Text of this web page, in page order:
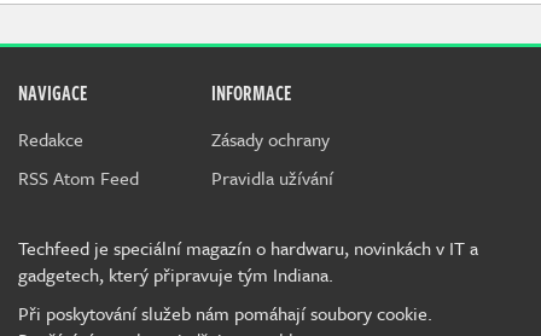
NAVIGACE
Redakce
RSS Atom Feed
INFORMACE
Zásady ochrany
Pravidla užívání
Techfeed je speciální magazín o hardwaru, novinkách v IT a
gadgetech, který připravuje tým Indiana.
Při poskytování služeb nám pomáhají soubory cookie.